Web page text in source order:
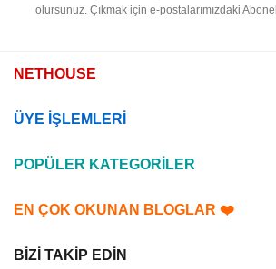
olursunuz. Çıkmak için e-postalarımızdaki
NETHOUSE
ÜYE İŞLEMLERİ
POPÜLER KATEGORİLER
EN ÇOK OKUNAN BLOGLAR ❤️
BİZİ TAKİP EDİN